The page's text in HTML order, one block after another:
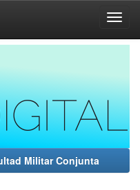
Militar Conjunta